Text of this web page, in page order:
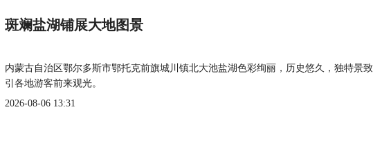
斑斓盐湖铺展大地图景
内蒙古自治区鄂尔多斯市鄂托克前旗城川镇北大池盐湖色彩绚丽，历史悠久，独特景
引各地游客前来观光。
2026-08-06 13:31